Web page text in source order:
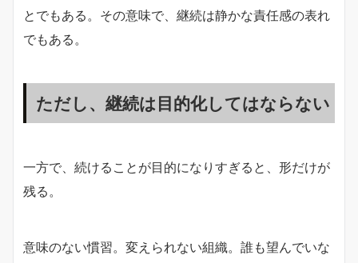
とでもある。その意味で、継続は静かな責任感の表れ
でもある。
ただし、継続は目的化してはならない
一方で、続けることが目的になりすぎると、形だけが
残る。
意味のない慣習。変えられない組織。誰も望んでいな